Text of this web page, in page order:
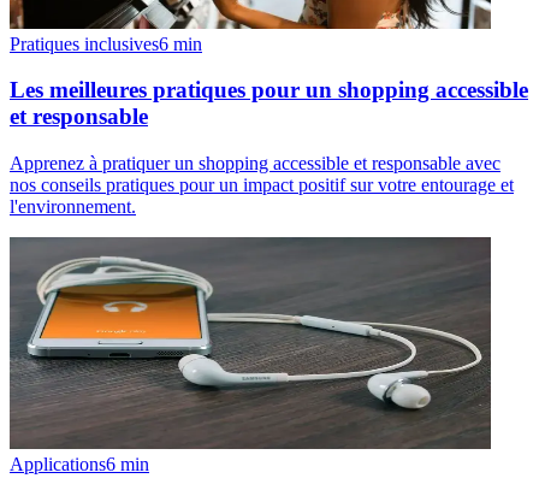
Pratiques inclusives6 min
Les meilleures pratiques pour un shopping accessible
et responsable
Apprenez à pratiquer un shopping accessible et responsable avec
nos conseils pratiques pour un impact positif sur votre entourage et
l'environnement.
Applications6 min